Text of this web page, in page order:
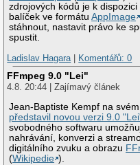
zdrojových kódů je k dispozici
balíček ve formátuAppImage
stáhnout, nastavit právo ke
spustit.
Ladislav Hagara
Komentářů: 0
FFmpeg 9.0 "Lei"
4.8. 20:44 | Zajímavý článek
Jean-Baptiste Kempf na
představil novou verzi 9.0
svobodného softwaru
nahrávání, konverzi a
digitálního zvuku a obrazu
(Wikipedie ).